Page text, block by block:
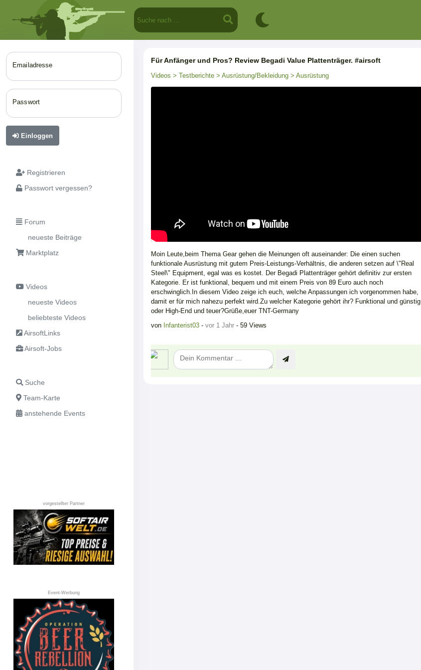
Emailadresse
Passwort
Einloggen
Registrieren
Passwort vergessen?
Forum
neueste Beiträge
Marktplatz
Videos
neueste Videos
beliebteste Videos
AirsoftLinks
Airsoft-Jobs
Suche
Team-Karte
anstehende Events
vorgestellter Partner
Event-Werbung
Für Anfänger und Pros? Review Begadi Value Plattenträger. #airsoft
Videos > Testberichte > Ausrüstung/Bekleidung > Ausrüstung
Moin Leute,beim Thema Gear gehen die Meinungen oft auseinander: Die einen suchen
funktionale Ausrüstung mit gutem Preis-Leistungs-Verhältnis, die anderen setzen auf \"Real
Steel\" Equipment, egal was es kostet. Der Begadi Plattenträger gehört definitiv zur ersten
Kategorie. Er ist funktional, bequem und mit einem Preis von 89 Euro auch noch
erschwinglich.In diesem Video zeige ich euch, welche Anpassungen ich vorgenommen habe,
damit er für mich nahezu perfekt wird.Zu welcher Kategorie gehört ihr? Funktional und günstig
oder High-End und teuer?Grüße,euer TNT-Germany
von Infanterist03 - vor 1 Jahr - 59 Views